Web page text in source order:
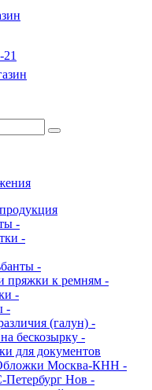
-
-
-
пряжки к ремням -
-
-
(галун) -
бескозырку -
для документов
Москва-КНН -
Петербург Нов -